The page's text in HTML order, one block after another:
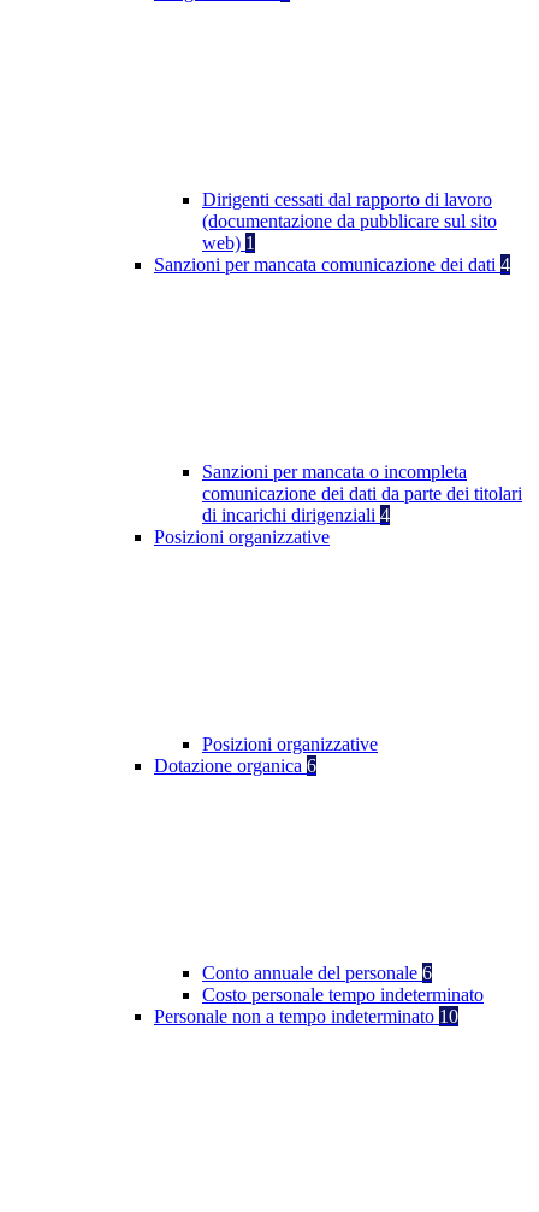
Dirigenti cessati dal rapporto di lavoro
(documentazione da pubblicare sul sito
web) 1
Sanzioni per mancata comunicazione dei dati 4
Sanzioni per mancata o incompleta
comunicazione dei dati da parte dei titolari
di incarichi dirigenziali 4
Posizioni organizzative
Posizioni organizzative
Dotazione organica 6
Conto annuale del personale 6
Costo personale tempo indeterminato
Personale non a tempo indeterminato 10